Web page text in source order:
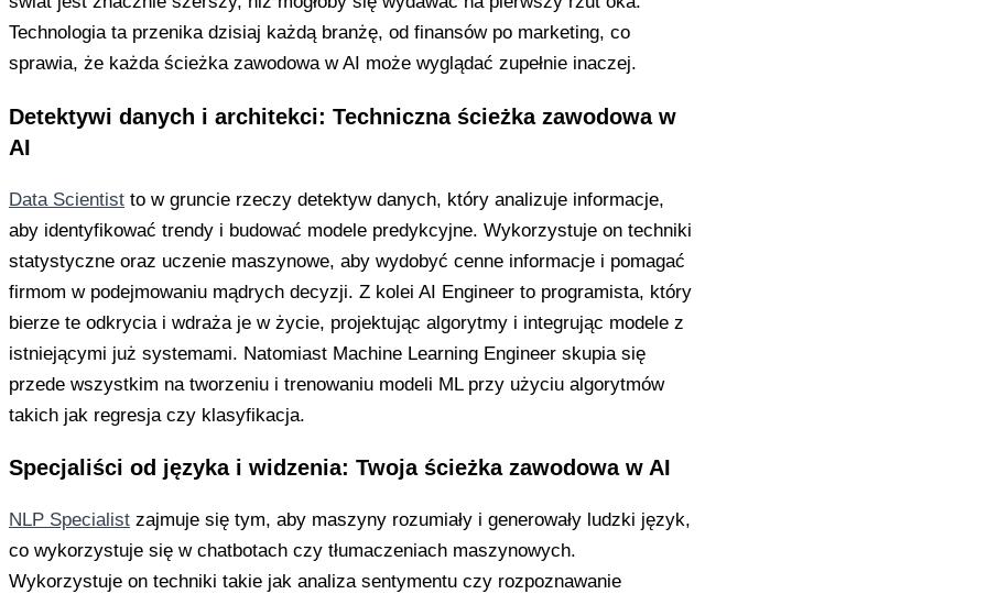
Technologia ta przenika dzisiaj każdą branżę, od finansów po marketing, co
sprawia, że każda ścieżka zawodowa w AI może wyglądać zupełnie inaczej.
Detektywi danych i architekci: Techniczna ścieżka zawodowa w
AI
Data Scientist to w gruncie rzeczy detektyw danych, który analizuje informacje,
aby identyfikować trendy i budować modele predykcyjne. Wykorzystuje on techniki
statystyczne oraz uczenie maszynowe, aby wydobyć cenne informacje i pomagać
firmom w podejmowaniu mądrych decyzji. Z kolei AI Engineer to programista, który
bierze te odkrycia i wdraża je w życie, projektując algorytmy i integrując modele z
istniejącymi już systemami. Natomiast Machine Learning Engineer skupia się
przede wszystkim na tworzeniu i trenowaniu modeli ML przy użyciu algorytmów
takich jak regresja czy klasyfikacja.
Specjaliści od języka i widzenia: Twoja ścieżka zawodowa w AI
NLP Specialist zajmuje się tym, aby maszyny rozumiały i generowały ludzki język,
co wykorzystuje się w chatbotach czy tłumaczeniach maszynowych.
Wykorzystuje on techniki takie jak analiza sentymentu czy rozpoznawanie